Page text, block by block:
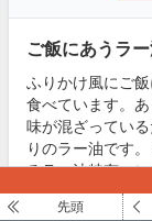
ご飯にあうラー
ふりかけ風にご
食べています。
味が混ざってい
りのラー油です
るラー油特有の
の日のご飯でも
のラー油です。
先頭